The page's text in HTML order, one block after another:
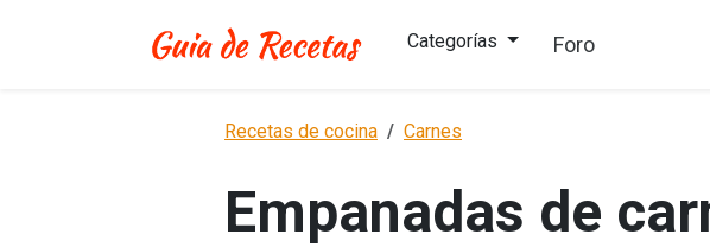
Categorías Foro
Recetas de cocina Carnes
Empanadas de